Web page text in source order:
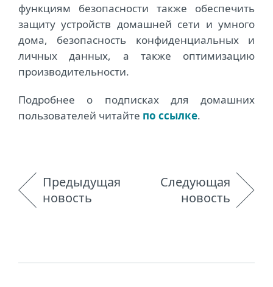
функциям безопасности также обеспечить
защиту устройств домашней сети и умного
дома, безопасность конфиденциальных и
личных данных, а также оптимизацию
производительности.
Подробнее о подписках для домашних
пользователей читайте по ссылке.
Предыдущая
новость
Следующая
новость